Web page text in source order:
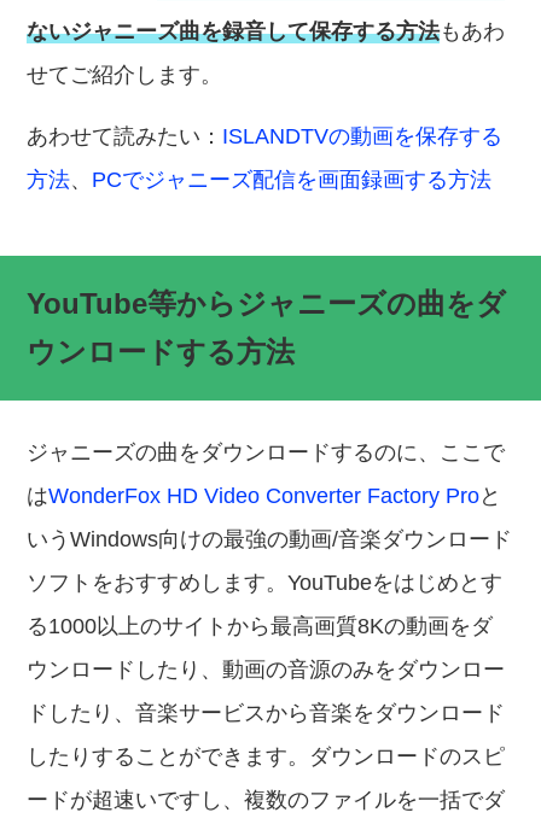
ないジャニーズ曲を録音して保存する方法もあわ
せてご紹介します。
あわせて読みたい： ISLANDTVの動画を保存する
方法、 PCでジャニーズ配信を画面録画する方法
YouTube等からジャニーズの曲をダ
ウンロードする方法
ジャニーズの曲をダウンロードするのに、ここで
はWonderFox HD Video Converter Factory Proと
いうWindows向けの最強の動画/音楽ダウンロード
ソフトをおすすめします。YouTubeをはじめとす
る1000以上のサイトから最高画質8Kの動画をダ
ウンロードしたり、動画の音源のみをダウンロー
ドしたり、音楽サービスから音楽をダウンロード
したりすることができます。ダウンロードのスピ
ードが超速いですし、複数のファイルを一括でダ